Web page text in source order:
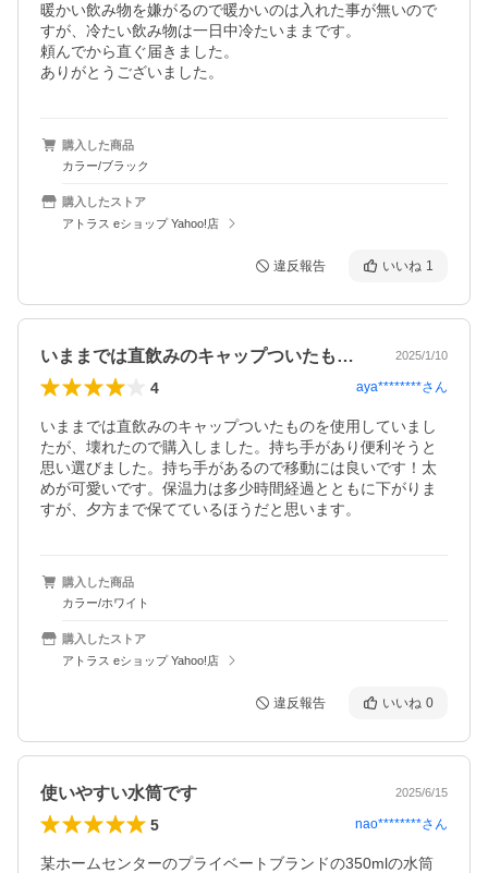
暖かい飲み物を嫌がるので暖かいのは入れた事が無いので
すが、冷たい飲み物は一日中冷たいままです。
頼んでから直ぐ届きました。
ありがとうございました。
購入した商品
カラー/ブラック
購入したストア
アトラス eショップ Yahoo!店
違反報告 いいね 1
いままでは直飲みのキャップついたものを… 2025/1/10
4 aya********さん
いままでは直飲みのキャップついたものを使用していまし
たが、壊れたので購入しました。持ち手があり便利そうと
思い選びました。持ち手があるので移動には良いです！太
めが可愛いです。保温力は多少時間経過とともに下がりま
すが、夕方まで保てているほうだと思います。
購入した商品
カラー/ホワイト
購入したストア
アトラス eショップ Yahoo!店
違反報告 いいね 0
使いやすい水筒です 2025/6/15
5 nao********さん
某ホームセンターのプライベートブランドの350mlの水筒